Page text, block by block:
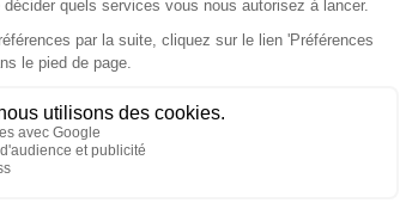
située face à l’étonnant Rocher de la